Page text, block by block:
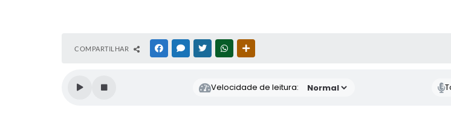
COMPARTILHAR FACEBOOKMESSENGER
TWITTERWHATSAPP
Velocidade de leitura: